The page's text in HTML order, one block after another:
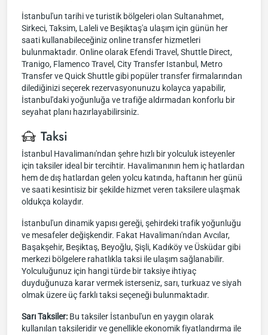
İstanbul'un tarihi ve turistik bölgeleri olan Sultanahmet,
Sirkeci, Taksim, Laleli ve Beşiktaş'a ulaşım için günün her
saati kullanabileceğiniz online transfer hizmetleri
bulunmaktadır. Online olarak Efendi Travel, Shuttle Direct,
Tranigo, Flamenco Travel, City Transfer Istanbul, Metro
Transfer ve Quick Shuttle gibi popüler transfer firmalarından
dilediğinizi seçerek rezervasyonunuzu kolayca yapabilir,
İstanbul'daki yoğunluğa ve trafiğe aldırmadan konforlu bir
seyahat planı hazırlayabilirsiniz.
Taksi
İstanbul Havalimanı'ndan şehre hızlı bir yolculuk isteyenler
için taksiler ideal bir tercihtir. Havalimanının hem iç hatlardan
hem de dış hatlardan gelen yolcu katında, haftanın her günü
ve saati kesintisiz bir şekilde hizmet veren taksilere ulaşmak
oldukça kolaydır.
İstanbul'un dinamik yapısı gereği, şehirdeki trafik yoğunluğu
ve mesafeler değişkendir. Fakat Havalimanı'ndan Avcılar,
Başakşehir, Beşiktaş, Beyoğlu, Şişli, Kadıköy ve Üsküdar gibi
merkezi bölgelere rahatlıkla taksi ile ulaşım sağlanabilir.
Yolculuğunuz için hangi türde bir taksiye ihtiyaç
duyduğunuza karar vermek isterseniz, sarı, turkuaz ve siyah
olmak üzere üç farklı taksi seçeneği bulunmaktadır.
Sarı Taksiler: Bu taksiler İstanbul'un en yaygın olarak
kullanılan taksileridir ve genellikle ekonomik fiyatlandırma ile